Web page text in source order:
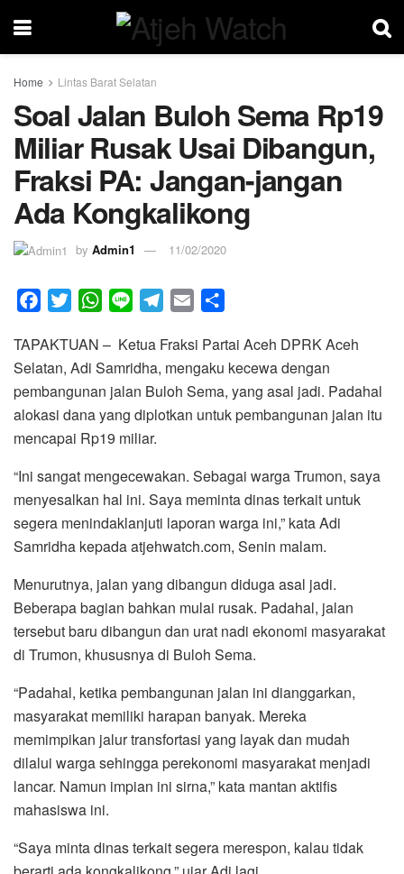
Home Lintas Barat Selatan
Soal Jalan Buloh Sema Rp19
Miliar Rusak Usai Dibangun,
Fraksi PA: Jangan-jangan
Ada Kongkalikong
by Admin1 11/02/2020
c
e
b
o
o
i
t
t
e
r
W
a
t
s
A
p
n
e
l
e
g
r
a
i
l
a
e
TAPAKTUAN – Ketua Fraksi Partai Aceh DPRK Aceh
Selatan, Adi Samridha, mengaku kecewa dengan
pembangunan jalan Buloh Sema, yang asal jadi. Padahal
alokasi dana yang diplotkan untuk pembangunan jalan itu
mencapai Rp19 miliar.
“Ini sangat mengecewakan. Sebagai warga Trumon, saya
menyesalkan hal ini. Saya meminta dinas terkait untuk
segera menindaklanjuti laporan warga ini,” kata Adi
Samridha kepada atjehwatch.com, Senin malam.
Menurutnya, jalan yang dibangun diduga asal jadi.
Beberapa bagian bahkan mulai rusak. Padahal, jalan
tersebut baru dibangun dan urat nadi ekonomi masyarakat
di Trumon, khususnya di Buloh Sema.
“Padahal, ketika pembangunan jalan ini dianggarkan,
masyarakat memiliki harapan banyak. Mereka
memimpikan jalur transfortasi yang layak dan mudah
dilalui warga sehingga perekonomi masyarakat menjadi
lancar. Namun impian ini sirna,” kata mantan aktifis
mahasiswa ini.
“Saya minta dinas terkait segera merespon, kalau tidak